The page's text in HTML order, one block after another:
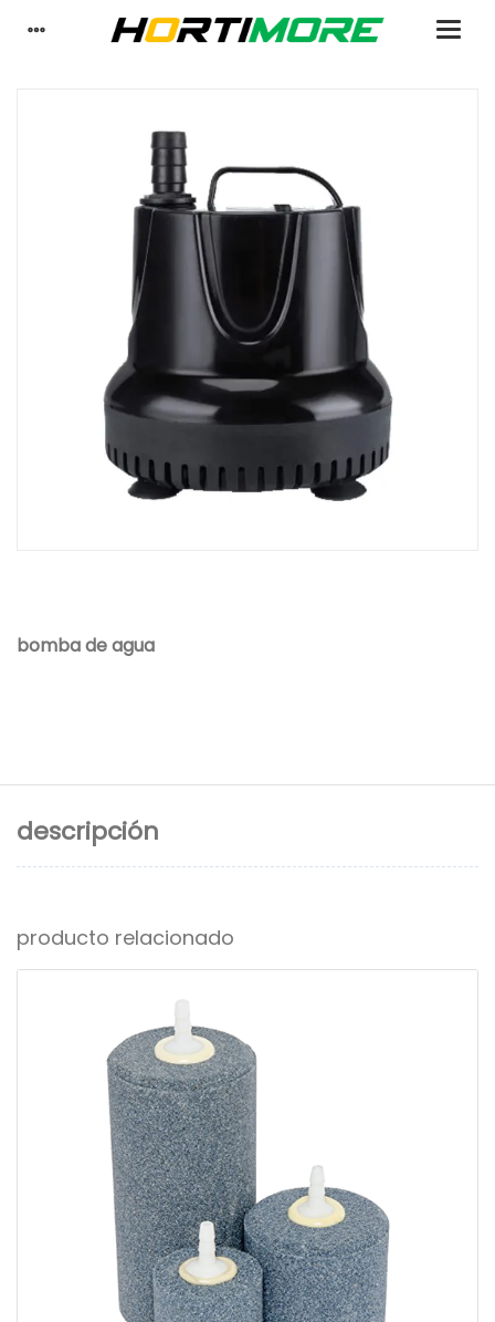
bomba de agua
descripción
producto relacionado